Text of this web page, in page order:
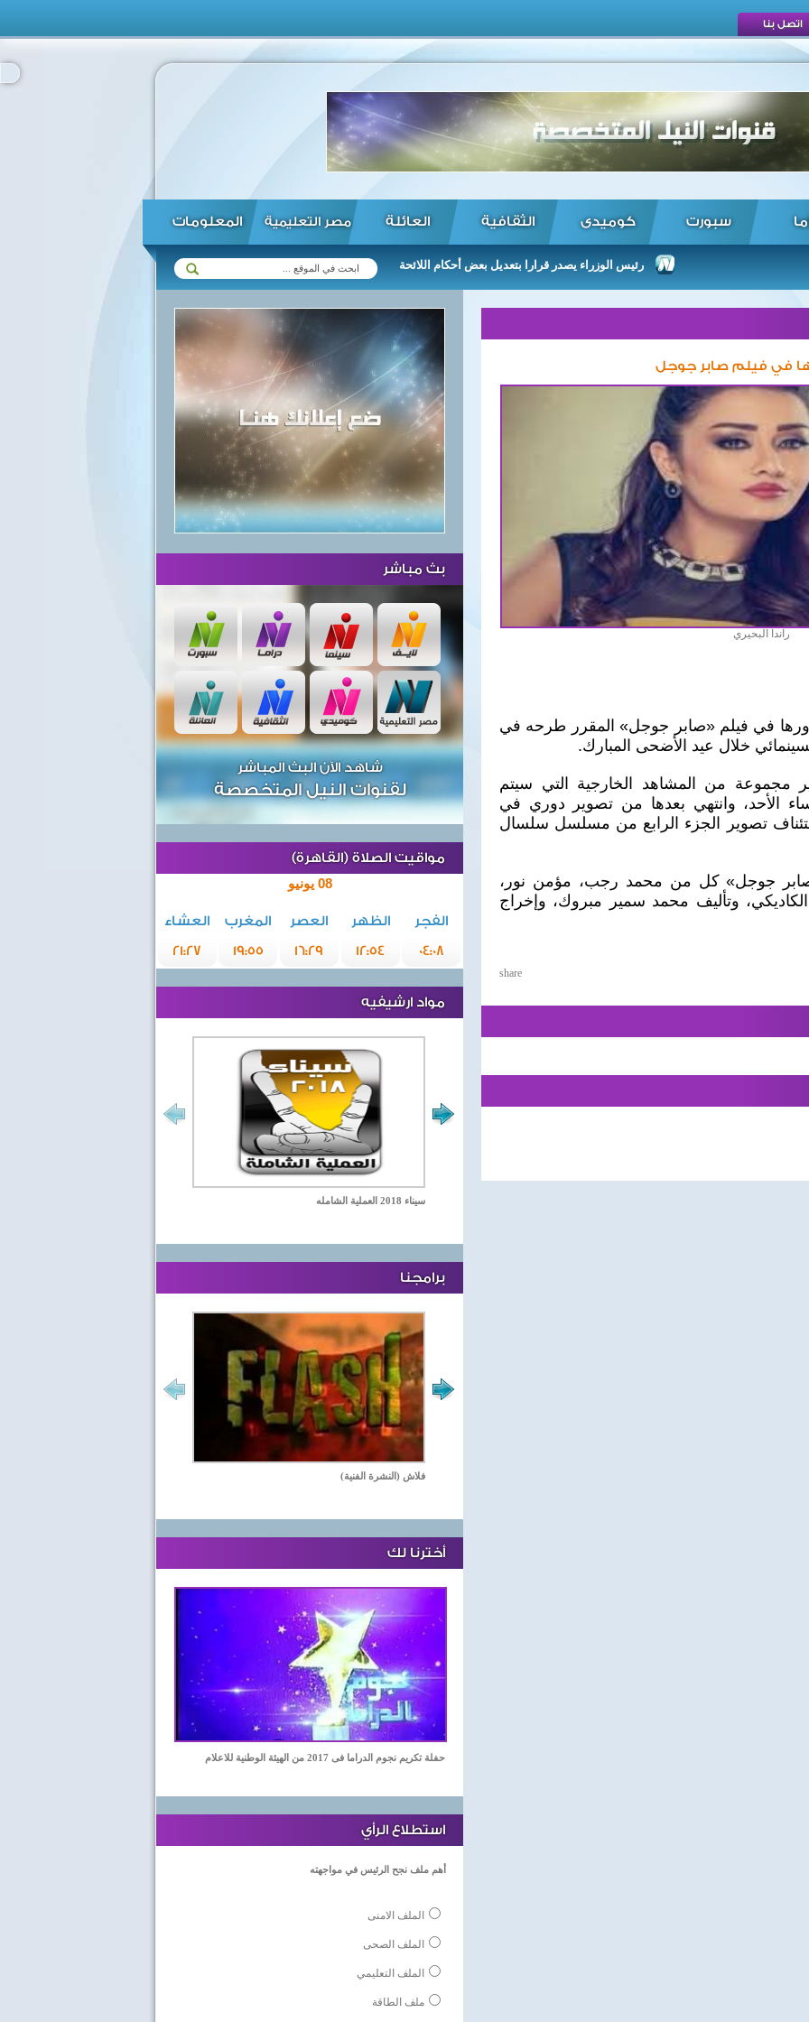
اتصل بنا
سبورت كوميدى الثقافية العائلة مصر التعليمية المعلومات
الحكومة تنفي قبول المصريين العائدين من رئيس الوزراء يصدر قرارا بتعديل بعض أحكام اللائحة التنفيذية لقانون الاستثمار ...
في فيلم صابر جوجل
راندا البحيري
في فيلم «صابر جوجل» المقرر طرحه في
خلال عيد الأضحى المبارك.
مجموعة من المشاهد الخارجية التي سيتم
الأحد، وانتهي بعدها من تصوير دوري في
تصوير الجزء الرابع من مسلسل سلسال
جوجل» كل من محمد رجب، مؤمن نور،
وتأليف محمد سمير مبروك، وإخراج
share
بث مباشر
شاهد الآن البث المباشر
لقنوات النيل المتخصصة
مواقيت الصلاة (القاهرة)
08 يونيو
الفجر الظهر العصر المغرب
العشاء
04:08
12:54
16:29
19:55
21:27
مواد ارشيفيه
سيناء 2018 العملية الشامله
برامجنا
فلاش (النشرة الفنية)
أخترنا لك
حفلة تكريم نجوم الدراما فى 2017 من الهيئة الوطنية للاعلام
استطلاع الرأي
أهم ملف نجح الرئيس في مواجهته
الملف الامنى
الملف الصحى
الملف التعليمي
ملف الطاقة